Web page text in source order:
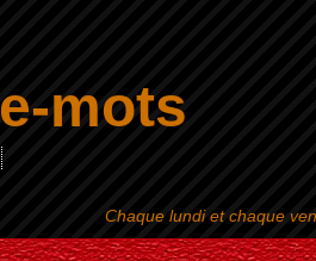
mots
Chaque lundi et chaque